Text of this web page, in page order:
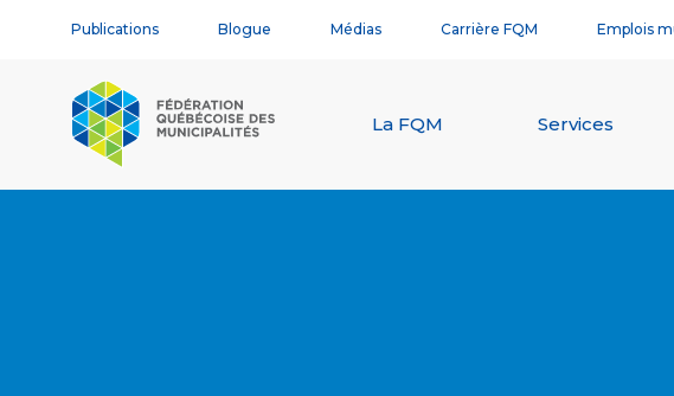
Publications Blogue Médias Carrière FQM Emplois
La FQM Services